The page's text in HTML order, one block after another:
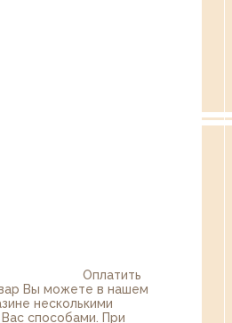
Оплатить
Вы можете в нашем
несколькими
способами. При